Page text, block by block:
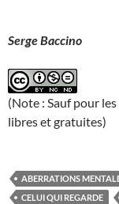
Serge Baccino
(Note : Sauf pour
libres et gratuites)
ABERRATIONS
CELUI QUI REGARDE